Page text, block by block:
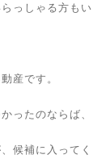
っしゃる方もい
産です。
ったのならば、
候補に入ってく